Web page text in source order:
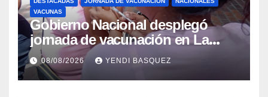
VACUNAS
Gobierno Nacional desplegó
jornada de vacunación en La
Guaira para garantizar protección
epidemiológica
08/08/2026 YENDI BASQUEZ